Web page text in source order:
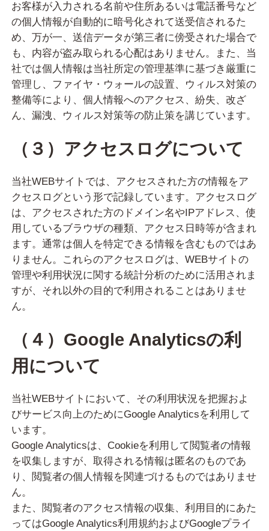
お客様が入力される名前や住所あるいは電話番号など
の個人情報が自動的に暗号化されて送受信されるた
め、万が一、送信データが第三者に傍受された場合で
も、内容が盗み取られる心配はありません。また、当
社では個人情報は当社所定の管理基準に基づき厳重に
管理し、ファイヤ・ウォールの設置、ウィルス対策の
整備等により、個人情報へのアクセス、紛失、改ざ
ん、漏洩、ウィルス対策等の防止策を講じています。
（３）アクセスログについて
当社WEBサイトでは、アクセスされた方の情報をア
クセスログという形で記録しています。アクセスログ
は、アクセスされた方のドメイン名やIPアドレス、使
用しているブラウザの種類、アクセス日時等が含まれ
ます。通常は個人を特定できる情報を含むものではあ
りません。これらのアクセスログは、WEBサイトの
管理や利用状況に関する統計分析のために活用されま
すが、それ以外の目的で利用されることはありませ
ん。
（４）Google Analyticsの利
用について
当社WEBサイトにおいて、その利用状況を把握およ
びサービス向上のためにGoogle Analyticsを利用して
います。
Google Analyticsは、Cookieを利用して閲覧者の情報
を収集しますが、取得される情報は匿名のものであ
り、閲覧者の個人情報を関連づけるものではありませ
ん。
また、閲覧者のアクセス情報の収集、利用目的にあた
ってはGoogle Analytics利用規約およびGoogleプライ